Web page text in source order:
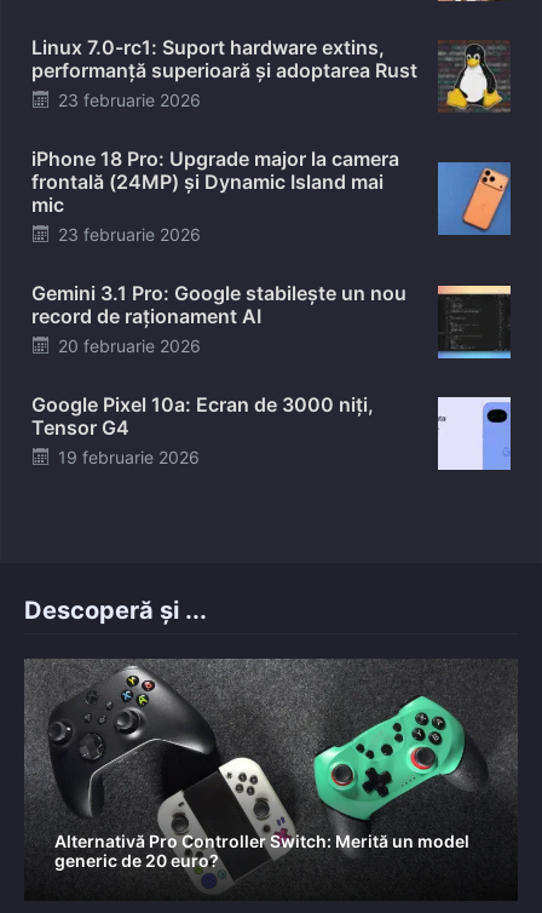
Linux 7.0-rc1: Suport hardware extins,
performanță superioară și adoptarea Rust
Posted
23 februarie 2026
iPhone 18 Pro: Upgrade major la camera
frontală (24MP) și Dynamic Island mai
mic
Posted
23 februarie 2026
Gemini 3.1 Pro: Google stabilește un nou
record de raționament AI
Posted
20 februarie 2026
Google Pixel 10a: Ecran de 3000 niți,
Tensor G4
Posted
19 februarie 2026
Descoperă și ...
Alternativă Pro Controller Switch: Merită un model
generic de 20 euro?